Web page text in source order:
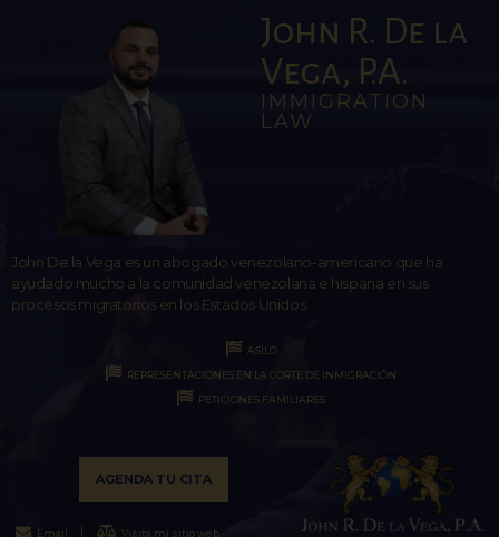
John R. De la
Vega, P.A.
IMMIGRATION
LAW
John De la Vega es un abogado venezolano-americano que ha
ayudado mucho a la comunidad venezolana e hispana en sus
procesos migratorios en los Estados Unidos.
ASILO
REPRESENTACIONES EN LA CORTE DE INMIGRACIÓN
PETICIONES FAMILIARES
AGENDA TU CITA
Email Visita mi sitio web